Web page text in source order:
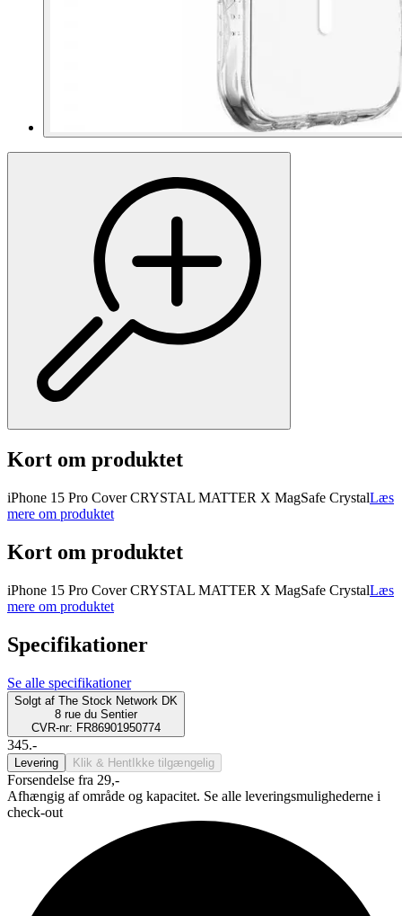
Kort om produktet
iPhone 15 Pro Cover CRYSTAL MATTER X MagSafe CrystalLæs
mere om produktet
Kort om produktet
iPhone 15 Pro Cover CRYSTAL MATTER X MagSafe CrystalLæs
mere om produktet
Specifikationer
Se alle specifikationer
Solgt af The Stock Network DK
8 rue du Sentier
CVR-nr: FR86901950774
345.-
Levering Klik & Hent Ikke tilgængelig
Forsendelse fra 29,-
Afhængig af område og kapacitet. Se alle leveringsmulighederne i
check-out